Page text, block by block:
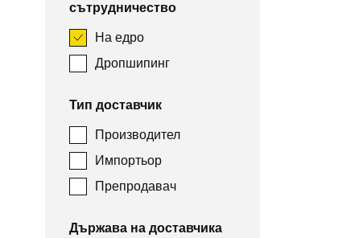
сътрудничество
На едро
Дропшипинг
Тип доставчик
Производител
Импортьор
Препродавач
Държава на доставчика